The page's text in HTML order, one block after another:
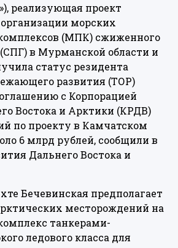
реализующая проект
морских
(МПК) сжиженного
в Мурманской области и
статус резидента
развития (ТОР)
с Корпорацией
Востока и Арктики (КРДВ)
по проекту в Камчатском
6 млрд рублей, сообщили в
Дальнего Востока и
Бечевинская предполагает
месторождений на
танкерами-
ледового класса для